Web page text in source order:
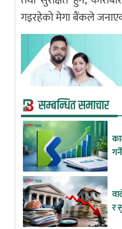
गइरहेको मेगा बैंकले
सम्बन्धित समाचार